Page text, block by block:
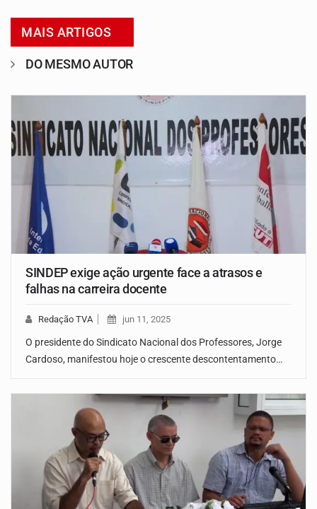
MAIS ARTIGOS
DO MESMO AUTOR
SINDEP exige ação urgente face a atrasos e
falhas na carreira docente
Redação TVA jun 11, 2025
O presidente do Sindicato Nacional dos Professores, Jorge
Cardoso, manifestou hoje o crescente descontentamento…